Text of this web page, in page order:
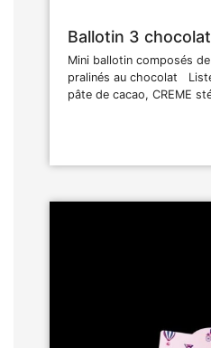
Ballotin 3
Mini ballotin composés
pralinés au chocolat
pâte de cacao, CREME